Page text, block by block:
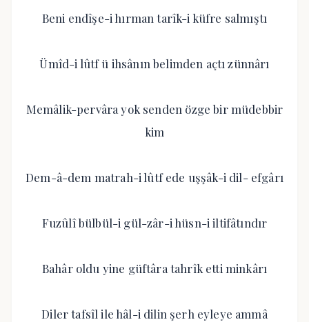
Beni endîşe-i hırman tarîk-i küfre salmıştı
Ümîd-i lûtf ü ihsânın belimden açtı zünnârı
Memâlik-pervâra yok senden özge bir müdebbir
kim
Dem-â-dem matrah-i lûtf ede uşşâk-i dil- efgârı
Fuzûlî bülbül-i gül-zâr-i hüsn-i iltifâtındır
Bahâr oldu yine güftâra tahrîk etti minkârı
Diler tafsîl ile hâl-i dilin şerh eyleye ammâ